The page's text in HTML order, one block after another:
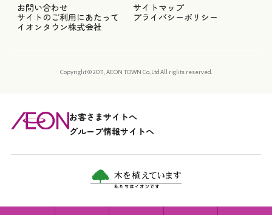
お問い合わせ
サイトマップ
サイトのご利用にあたって
プライバシーポリシー
イオンタウン株式会社
Copyright © 2011, AEON TOWN Co.,Ltd.All rights reserved.
お客さまサイトへ
グループ情報サイトへ